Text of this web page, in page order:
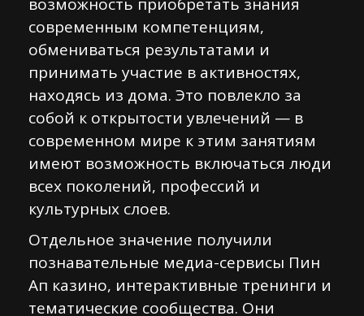
современным компетенциям,
обмениваться результатами и
принимать участие в активностях,
находясь из дома. Это повлекло за
собой к открытости увлечений — в
современном мире к этим занятиям
имеют возможность включаться люди
всех поколений, профессий и
культурных слоев.
Отдельное значение получили
познавательные медиа-сервисы Пин
Ап казино, интерактивные тренинги и
тематические сообщества. Они